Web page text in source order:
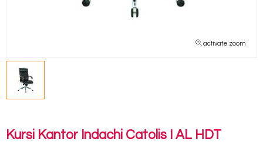
activate zoom
Kursi Kantor Indachi Catolis I AL HDT